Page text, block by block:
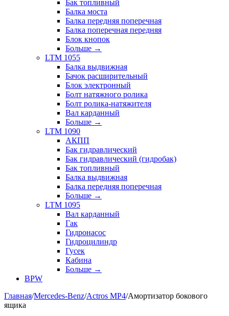
Бак топливный
Балка моста
Балка передняя поперечная
Балка поперечная передняя
Блок кнопок
Больше →
LTM 1055
Балка выдвижная
Бачок расширительный
Блок электронный
Болт натяжного ролика
Болт ролика-натяжителя
Вал карданный
Больше →
LTM 1090
АКПП
Бак гидравлический
Бак гидравлический (гидробак)
Бак топливный
Балка выдвижная
Балка передняя поперечная
Больше →
LTM 1095
Вал карданный
Гак
Гидронасос
Гидроцилиндр
Гусек
Кабина
Больше →
BPW
Главная/Mercedes-Benz/Actros MP4/Амортизатор бокового
ящика